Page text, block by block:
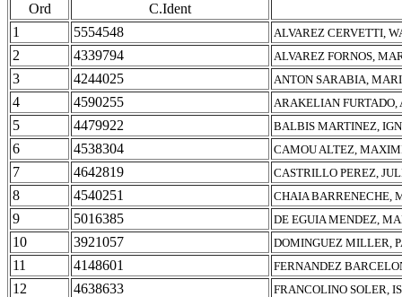
Ord
C.Ident
1
5554548 ALVAREZ CERVETTI,
2 4339794 ALVAREZ FORNOS,
3 4244025 ANTON SARABIA,
4 4590255 ARAKELIAN FURTADO,
5 4479922 BALBIS MARTINEZ,
6 4538304 CAMOU ALTEZ,
7 4642819 CASTRILLO PEREZ,
8 4540251 CHAIA BARRENECHE,
9 5016385 DE EGUIA MENDEZ,
10 3921057 DOMINGUEZ MILLER,
11 4148601 FERNANDEZ
12 4638633 FRANCOLINO SOLER,